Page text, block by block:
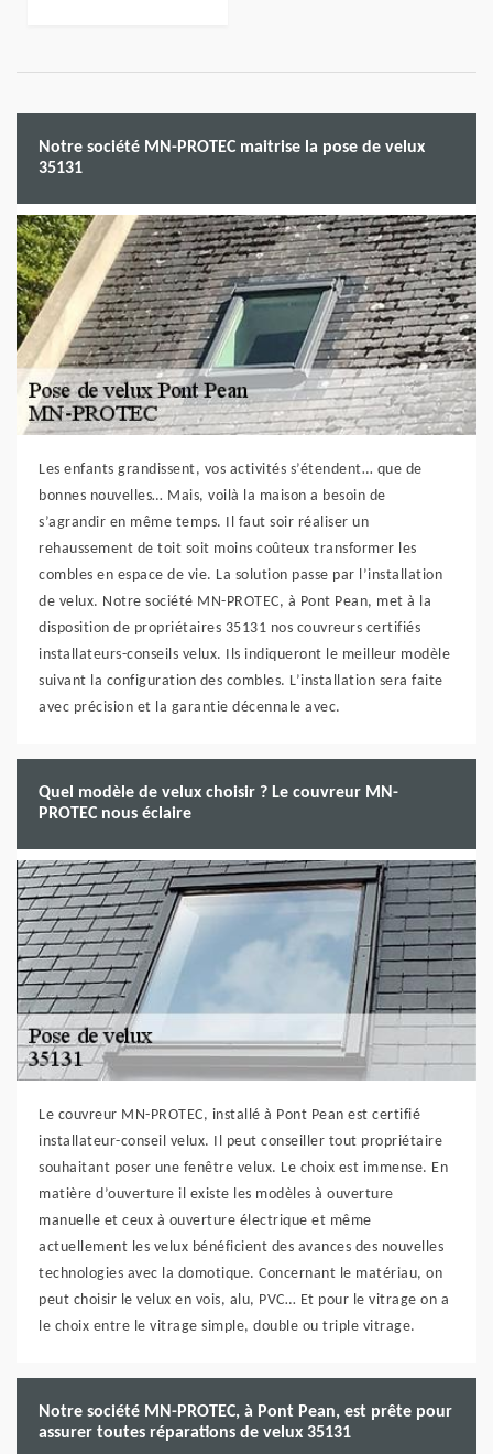
Notre société MN-PROTEC maitrise la pose de velux
35131
Les enfants grandissent, vos activités s’étendent… que de
bonnes nouvelles… Mais, voilà la maison a besoin de
s’agrandir en même temps. Il faut soir réaliser un
rehaussement de toit soit moins coûteux transformer les
combles en espace de vie. La solution passe par l’installation
de velux. Notre société MN-PROTEC, à Pont Pean, met à la
disposition de propriétaires 35131 nos couvreurs certifiés
installateurs-conseils velux. Ils indiqueront le meilleur modèle
suivant la configuration des combles. L’installation sera faite
avec précision et la garantie décennale avec.
Quel modèle de velux choisir ? Le couvreur MN-
PROTEC nous éclaire
Le couvreur MN-PROTEC, installé à Pont Pean est certifié
installateur-conseil velux. Il peut conseiller tout propriétaire
souhaitant poser une fenêtre velux. Le choix est immense. En
matière d’ouverture il existe les modèles à ouverture
manuelle et ceux à ouverture électrique et même
actuellement les velux bénéficient des avances des nouvelles
technologies avec la domotique. Concernant le matériau, on
peut choisir le velux en vois, alu, PVC… Et pour le vitrage on a
le choix entre le vitrage simple, double ou triple vitrage.
Notre société MN-PROTEC, à Pont Pean, est prête pour
assurer toutes réparations de velux 35131